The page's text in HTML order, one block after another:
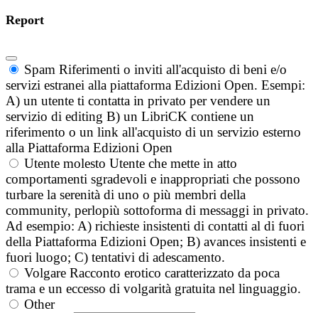
Report
Spam Riferimenti o inviti all'acquisto di beni e/o
servizi estranei alla piattaforma Edizioni Open. Esempi:
A) un utente ti contatta in privato per vendere un
servizio di editing B) un LibriCK contiene un
riferimento o un link all'acquisto di un servizio esterno
alla Piattaforma Edizioni Open
Utente molesto Utente che mette in atto
comportamenti sgradevoli e inappropriati che possono
turbare la serenità di uno o più membri della
community, perlopiù sottoforma di messaggi in privato.
Ad esempio: A) richieste insistenti di contatti al di fuori
della Piattaforma Edizioni Open; B) avances insistenti e
fuori luogo; C) tentativi di adescamento.
Volgare Racconto erotico caratterizzato da poca
trama e un eccesso di volgarità gratuita nel linguaggio.
Other